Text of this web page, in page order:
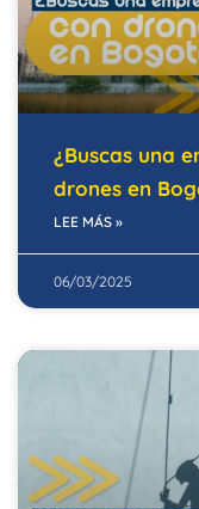
¿Buscas una
drones en
LEE MÁS »
06/03/2025